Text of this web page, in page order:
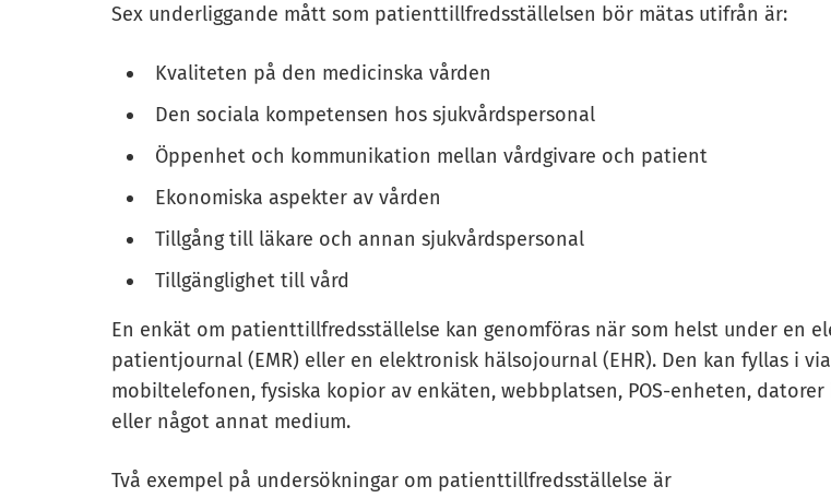
Sex underliggande mått som patienttillfredsställelsen bör mätas utifrån är:
Kvaliteten på den medicinska vården
Den sociala kompetensen hos sjukvårdspersonal
Öppenhet och kommunikation mellan vårdgivare och patient
Ekonomiska aspekter av vården
Tillgång till läkare och annan sjukvårdspersonal
Tillgänglighet till vård
En enkät om patienttillfredsställelse kan genomföras när som helst under en
patientjournal (EMR) eller en elektronisk hälsojournal (EHR). Den kan fyllas i via
mobiltelefonen, fysiska kopior av enkäten, webbplatsen, POS-enheten,
eller något annat medium.
Två exempel på undersökningar om patienttillfredsställelse är